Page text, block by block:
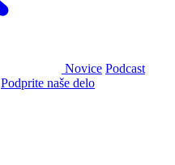
Novice Podcast
Podprite naše delo